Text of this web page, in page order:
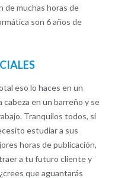
de muchas horas de
son 6 años de
eso lo haces en un
en un barreño y se
Tranquilos todos, si
estudiar a sus
horas de publicación,
a tu futuro cliente y
que aguantarás